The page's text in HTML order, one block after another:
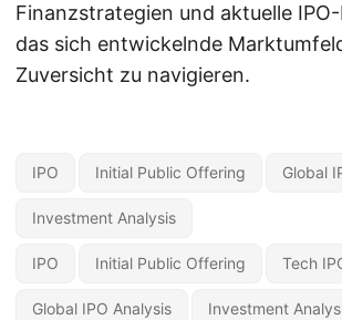
Finanzstrategien und aktuelle
das sich entwickelnde
Zuversicht zu navigieren.
IPO Initial Public Offering Global
Investment Analysis
IPO Initial Public Offering Tech
Global IPO Analysis Investment